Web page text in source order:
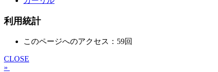
利用統計
このページへのアクセス：59回
CLOSE
»